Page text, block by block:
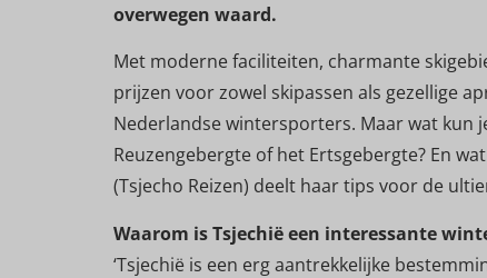
overwegen waard.
Met moderne faciliteiten, charmante
prijzen voor zowel skipassen als gezellige
Nederlandse wintersporters. Maar wat kun
Reuzengebergte of het Ertsgebergte? En
(Tsjecho Reizen) deelt haar tips voor de
Waarom is Tsjechië een interessante
‘Tsjechië is een erg aantrekkelijke